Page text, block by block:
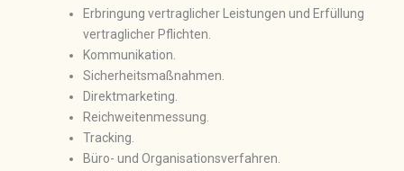
Erbringung vertraglicher Leistungen und Erfüllung
vertraglicher Pflichten.
Kommunikation.
Sicherheitsmaßnahmen.
Direktmarketing.
Reichweitenmessung.
Tracking.
Büro- und Organisationsverfahren.